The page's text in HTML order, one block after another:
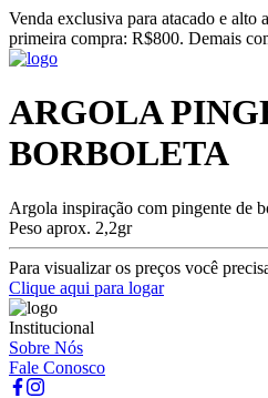
Venda exclusiva para atacado e alto
primeira compra: R$800. Demais
ARGOLA
BORBOLETA
Argola inspiração com pingente de
Peso aprox. 2,2gr
Para visualizar os preços você
Clique aqui para logar
Institucional
Sobre Nós
Fale Conosco